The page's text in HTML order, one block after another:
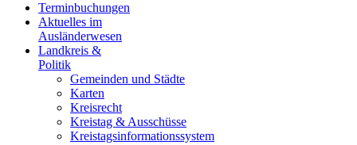
Terminbuchungen
Aktuelles im
Ausländerwesen
Landkreis &
Politik
Gemeinden und Städte
Karten
Kreisrecht
Kreistag & Ausschüsse
Kreistagsinformationssystem